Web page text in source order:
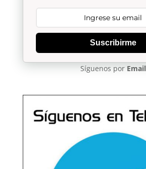
Suscribirme
Síguenos por Email